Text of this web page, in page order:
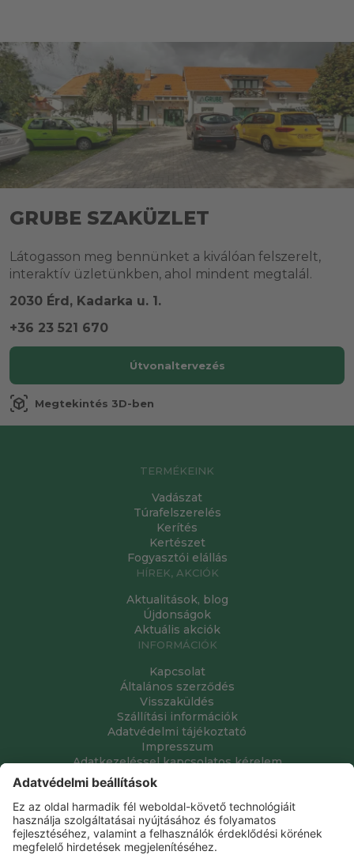
GRUBE SZAKÜZLET
Látogasson meg bennünket a kiválóan felszerelt,
interaktív üzletünkben, ahol mindent megtalál.
2030 Érd, Kadarka u. 1.
+36 23 521 670
Útvonaltervezés
view_in_ar Megtekintés 3D-ben
TERMÉKEINK
Vadászat
Túrafelszerelés
Kerítés
Kertészet
Fogyasztói elállás
HÍREK, AKCIÓK
Aktualitások, blog
Újdonságok
Aktuális akciók
INFORMÁCIÓK
Kapcsolat
Általános szerződés
Visszaküldés
Szállítási információk
Adatvédelmi tájékoztató
Impresszum
Adatkezeléssel kapcsolatos kérelem